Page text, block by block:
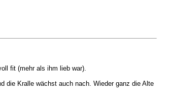
fit (mehr als ihm lieb war).
die Kralle wächst auch nach. Wieder ganz die Alte